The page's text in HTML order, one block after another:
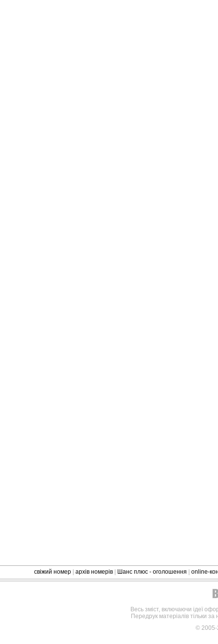
свіжий номер архів номерів Шанс плюс - оголошення online-
Весь зміст, включаючи ідеї
Передрук матеріалів тільки
©